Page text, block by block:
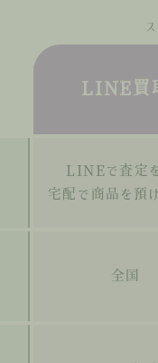
LINE買
LINEで査定を
宅配で商品を預
全国